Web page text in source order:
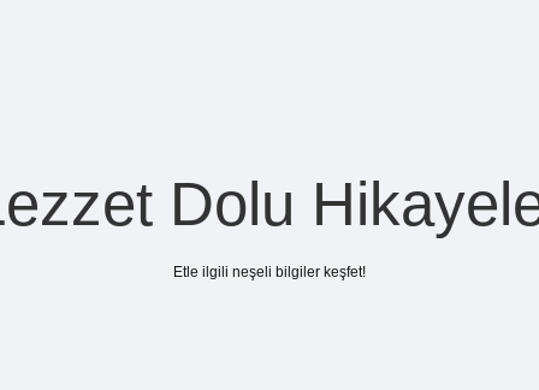
Dolu
Etle ilgili neşeli bilgiler keşfet!